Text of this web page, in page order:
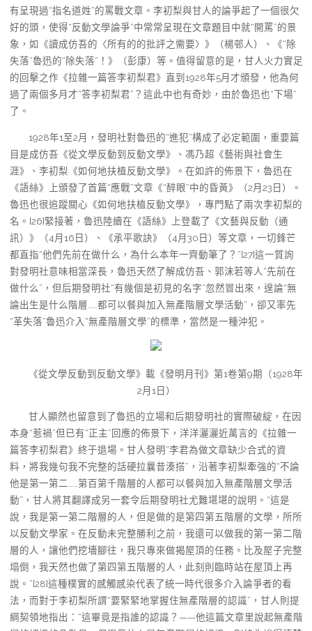
有呈現過“指名道姓”的罵戰文章。李初梨與甘人的論爭起了一個很欠
好的頭，使得“反動文學論爭”中常常呈現在文章題目中就“開罵”的景
象，如《讀成仿吾的〈所有的的批評之需要〉》（楊邨人）、《“除
失落”魯迅的“除失落”！》（彭康）等。值得留意的是，甘人火力實足
的回擊之作《拉雜一篇答李初梨君》直到1928年5月才頒發，他為何
過了兩個多月才“答李初梨君”？這此中也有奇妙，由於魯迅也“下場”
了。
1928年1至2月，發明社對魯迅的“進犯”構成了必定範圍，重要篇
目是成仿吾《從文學反動到反動文學》、馮乃超《藝術與社會生
涯》、李初梨《如何地扶植反動文學》。在如許的佈景下，魯迅在
《語絲》上頒發了首篇“應戰”文章《“醉眼”中的昏黃》（2月23日）。
魯迅也很追蹤關心《如何地扶植反動文學》，專門點了兩次李初梨的
名。[26]緊接著，魯迅陸續在《語絲》上登載了《文藝與反動（通
訊）》（4月16日）、《承平歌訣》（4月30日）等文章，一切鋒芒
都直指“他們先前在做什么，為什么本年一齊動筆了？”[27]這一質詢
對發明社意味相當深長，魯迅天然了解成仿吾、郭沫若等人“先前在
做什么”，但后期發明社“有幾個是初見的名字”忽然冒出來，遑論“無
論出生是什么階層……都可以餐與加入無產階層文學活動”，卻又率先
“革失落”魯迅介入“無產階層文學”的標準，當然是一種沖犯。
《從文學反動到反動文學》載《發明月刊》第1卷第9期（1928年
2月1日）
甘人顯然也留意到了魯迅的立場和后期發明社的實際破綻，在因
本身“惹禍”但已有“正主”回應的佈景下，洋洋灑灑近萬言的《拉雜一
篇答李初梨君》終于退場。甘人發明“李君為做文章缺少合式的資
料，將我幾句我不完整的話硬拉曩昔湊搭”，沿著李初梨牽強的“不論
他是第一第二……第百第千階層的人都可以餐與加入無產階層文學活
動”，甘人將其翻譯成另一套令后期發明社尤難堪堪的說明。“這是
說，我是第一第二階層的人，但是做的是第四第五階層的文學，所所
以反動文學家。在反動未完整勝利之前，我還可以做我的第一第二階
層的人，讓他們挖墻腳往，我只專來做揭屋頂的任務。比及屋子完整
塌倒，我天然也做了第四第五階層的人，此刻則臨時站在屋頂上再
說。”[28]這種樸實的感觸感染代表了統一時代很多介入論爭者的看
法，而對于李初梨所謂“要緊緊地掌握住無產階層的認識”，甘人則提
綱契領地指出：“這畢竟是指誰的認識？——他這篇文章里說起無產階